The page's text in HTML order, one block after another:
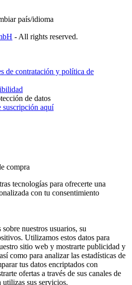
país/idioma
- All rights reserved.
de contratación y política de
de datos
suscripción aquí
compra
tecnologías para ofrecerte una
con tu consentimiento
nuestros usuarios, su
Utilizamos estos datos para
sitio web y mostrarte publicidad y
como para analizar las estadísticas de
tus datos encriptados con
ofertas a través de sus canales de
sus servicios.